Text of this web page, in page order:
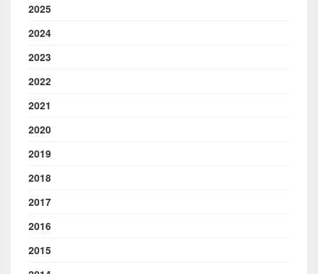
2025
2024
2023
2022
2021
2020
2019
2018
2017
2016
2015